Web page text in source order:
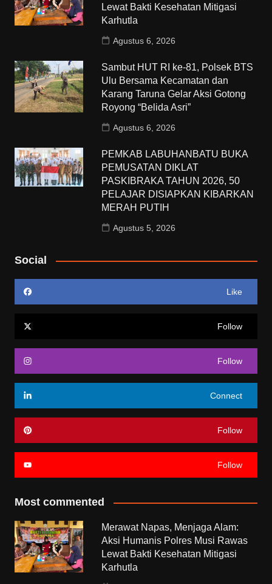
Lewat Bakti Kesehatan Mitigasi
Karhutla
Agustus 6, 2026
Sambut HUT RI ke-81, Polsek BTS
Ulu Bersama Kecamatan dan
Karang Taruna Gelar Aksi Gotong
Royong “Belida Asri”
Agustus 6, 2026
PEMKAB LABUHANBATU BUKA
PEMUSATAN DIKLAT
PASKIBRAKA TAHUN 2026, 50
PELAJAR DISIAPKAN KIBARKAN
MERAH PUTIH
Agustus 5, 2026
Social
Like
Follow
Follow
Connect
Follow
Follow
Most commented
Merawat Napas, Menjaga Alam:
Aksi Humanis Polres Musi Rawas
Lewat Bakti Kesehatan Mitigasi
Karhutla